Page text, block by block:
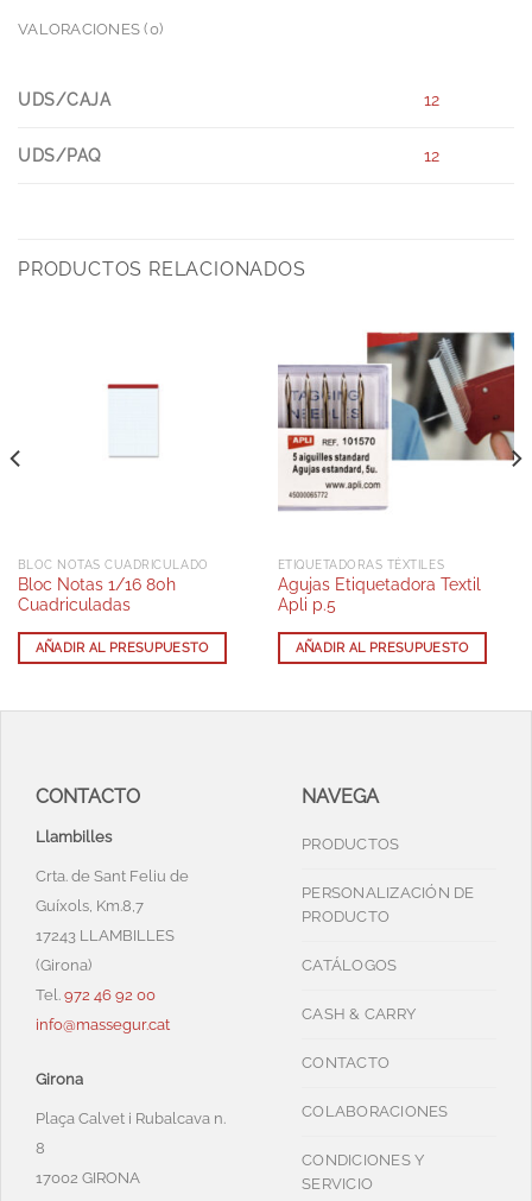
VALORACIONES (0)
UDS/CAJA 12
UDS/PAQ 12
PRODUCTOS RELACIONADOS
BLOC NOTAS CUADRICULADO
Bloc Notas 1/16 80h
Cuadriculadas
AÑADIR AL PRESUPUESTO
ETIQUETADORAS TÉXTILES
Agujas Etiquetadora Textil
Apli p.5
AÑADIR AL PRESUPUESTO
CONTACTO
Llambilles
Crta. de Sant Feliu de
Guíxols, Km.8,7
17243 LLAMBILLES
(Girona)
Tel. 972 46 92 00
info@massegur.cat
Girona
Plaça Calvet i Rubalcava n.
8
17002 GIRONA
NAVEGA
PRODUCTOS
PERSONALIZACIÓN DE
PRODUCTO
CATÁLOGOS
CASH & CARRY
CONTACTO
COLABORACIONES
CONDICIONES Y
SERVICIO